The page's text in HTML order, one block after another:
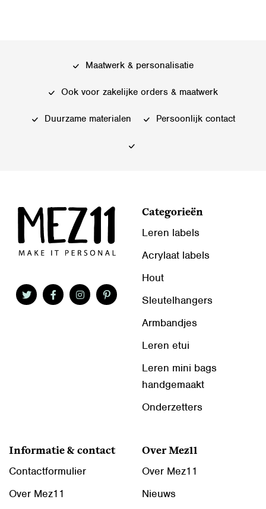
Maatwerk & personalisatie
Ook voor zakelijke orders & maatwerk
Duurzame materialen Persoonlijk contact
Categorieën
Leren labels
Acrylaat labels
Hout
Sleutelhangers
Armbandjes
Leren etui
Leren mini bags
handgemaakt
Onderzetters
Informatie & contact
Contactformulier
Over Mez11
Over Mez11
Over Mez11
Nieuws